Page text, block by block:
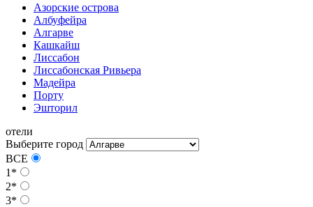
Азорские острова
Албуфейра
Алгарве
Кашкайш
Лиссабон
Лиссабонская Ривьера
Мадейра
Порту
Эшторил
отели
Выберите город
ВСЕ
1*
2*
3*